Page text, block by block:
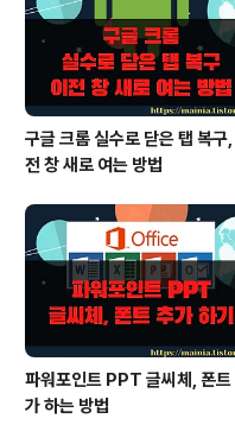
구글 크롬 실수로 닫은 탭 복구,
전 창 새로 여는 방법
파워포인트 PPT 글씨체, 폰트
가 하는 방법